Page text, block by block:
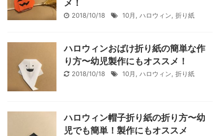
メ！
2018/10/18 10月 , ハロウィン, 折り紙
ハロウィンおばけ折り紙の簡単な作
り方〜幼児製作にもオススメ！
2018/10/18 10月 , ハロウィン, 折り紙
ハロウィン帽子折り紙の折り方〜幼
児でも簡単！製作にもオススメ